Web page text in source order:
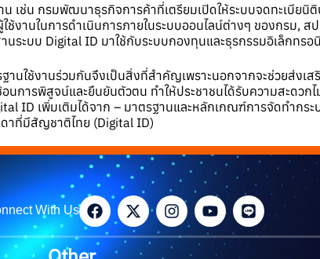
เช่น กรมพัฒนาธุรกิจการค้าที่เตรียมเปิดให้ระบบจดทะเบียนิ
านในการดำเนินการภายในระบบออนไลน์ต่างๆ ของกรม, ส
ระบบ Digital ID มาใช้กับระบบกองทุนและธุรกรรมอิเล็กทร
นใช้งานร่วมกันจึงเป็นสิ่งที่สำคัญเพราะนอกจากจะช่วยส่งเส
ารพิสูจน์และยืนยันตัวตน ทำให้ประชาชนได้รับความสะดวกไ
ID เพิ่มเติมได้จาก – มาตรฐานและหลักเกณฑ์การจัดทำกระ
าที่มีสัญชาติไทย (Digital ID)
With Us